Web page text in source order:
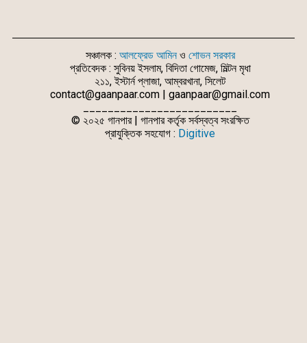
সঞ্চালক : আলফ্রেড আমিনও শোভন সরকার
প্রতিবেদক : সুবিনয় ইসলাম, বিদিতা গোমেজ, মিল্টন মৃধা
২১১, ইস্টার্ন প্লাজা, আম্বরখানা, সিলেট
contact@gaanpaar.com | gaanpaar@gmail.com
© ২০২৫ গানপার | গানপার কর্তৃক সর্বস্বত্ব সংরক্ষিত
প্রাযুক্তিক সহযোগ : Digitive